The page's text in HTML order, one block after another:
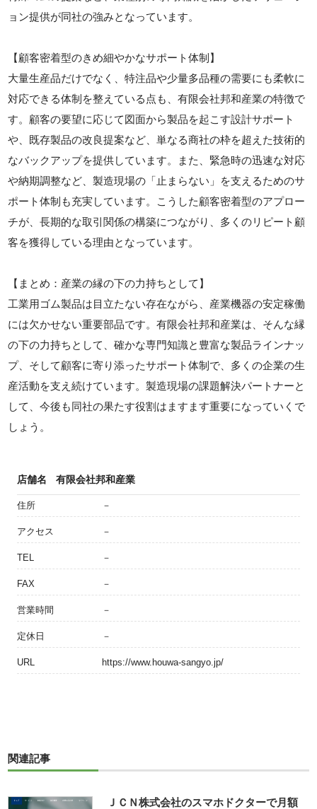
ョン提供が同社の強みとなっています。
【顧客密着型のきめ細やかなサポート体制】
大量生産品だけでなく、特注品や少量多品種の需要にも柔軟に
対応できる体制を整えている点も、有限会社邦和産業の特徴で
す。顧客の要望に応じて図面から製品を起こす設計サポート
や、既存製品の改良提案など、単なる商社の枠を超えた技術的
なバックアップを提供しています。また、緊急時の迅速な対応
や納期調整など、製造現場の「止まらない」を支えるためのサ
ポート体制も充実しています。こうした顧客密着型のアプロー
チが、長期的な取引関係の構築につながり、多くのリピート顧
客を獲得している理由となっています。
【まとめ：産業の縁の下の力持ちとして】
工業用ゴム製品は目立たない存在ながら、産業機器の安定稼働
には欠かせない重要部品です。有限会社邦和産業は、そんな縁
の下の力持ちとして、確かな専門知識と豊富な製品ラインナッ
プ、そして顧客に寄り添ったサポート体制で、多くの企業の生
産活動を支え続けています。製造現場の課題解決パートナーと
して、今後も同社の果たす役割はますます重要になっていくで
しょう。
店舗名 有限会社邦和産業
住所 －
アクセス －
TEL －
FAX －
営業時間 －
定休日 －
URL https://www.houwa-sangyo.jp/
関連記事
ＪＣＮ株式会社のスマホドクターで月額